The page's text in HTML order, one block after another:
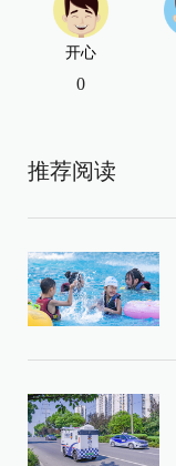
开心
0
推荐阅读